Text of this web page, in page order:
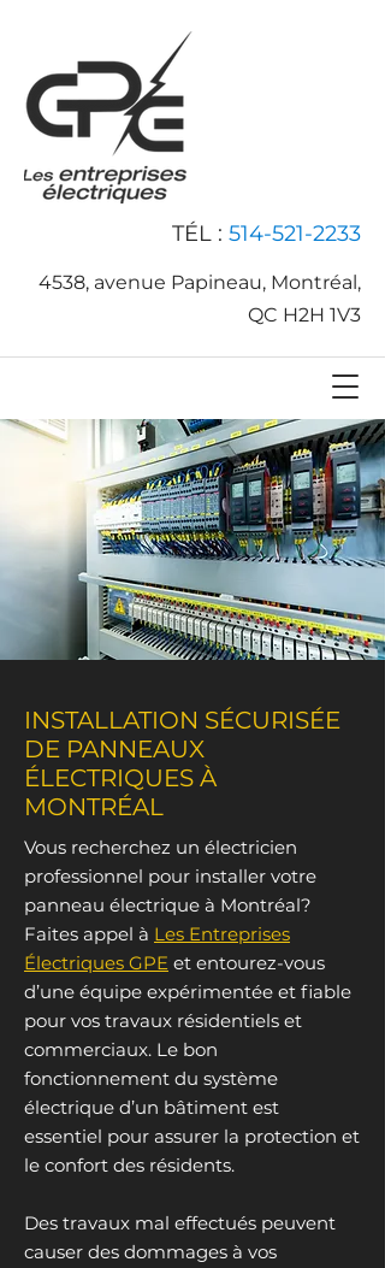
TÉL : 514-521-2233
4538, avenue Papineau, Montréal,
QC H2H 1V3
INSTALLATION SÉCURISÉE
DE PANNEAUX
ÉLECTRIQUES À
MONTRÉAL
Vous recherchez un électricien
professionnel pour installer votre
panneau électrique à Montréal?
Faites appel à Les Entreprises
Électriques GPE et entourez-vous
d’une équipe expérimentée et fiable
pour vos travaux résidentiels et
commerciaux. Le bon
fonctionnement du système
électrique d’un bâtiment est
essentiel pour assurer la protection et
le confort des résidents.
Des travaux mal effectués peuvent
causer des dommages à vos